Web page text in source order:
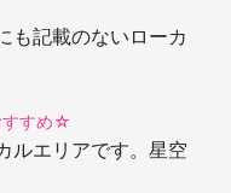
も記載のないローカ
すめ☆
ルエリアです。星空